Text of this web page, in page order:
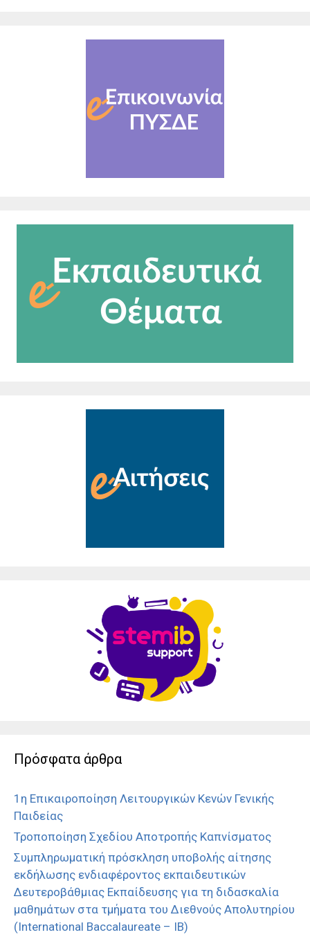
Πρόσφατα άρθρα
1η Επικαιροποίηση Λειτουργικών Κενών Γενικής
Παιδείας
Τροποποίηση Σχεδίου Αποτροπής Καπνίσματος
Συμπληρωματική πρόσκληση υποβολής αίτησης
εκδήλωσης ενδιαφέροντος εκπαιδευτικών
Δευτεροβάθμιας Εκπαίδευσης για τη διδασκαλία
μαθημάτων στα τμήματα του Διεθνούς Απολυτηρίου
(International Baccalaureate – IB)